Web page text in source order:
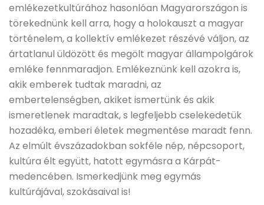
emlékezetkultúrához hasonlóan Magyarországon is
törekednünk kell arra, hogy a holokauszt a magyar
történelem, a kollektív emlékezet részévé váljon, az
ártatlanul üldözött és megölt magyar állampolgárok
emléke fennmaradjon. Emlékeznünk kell azokra is,
akik emberek tudtak maradni, az
embertelenségben, akiket ismertünk és akik
ismeretlenek maradtak, s legfeljebb cselekedetük
hozadéka, emberi életek megmentése maradt fenn.
Az elmúlt évszázadokban sokféle nép, népcsoport,
kultúra élt együtt, hatott egymásra a Kárpát-
medencében. Ismerkedjünk meg egymás
kultúrájával, szokásaival is!